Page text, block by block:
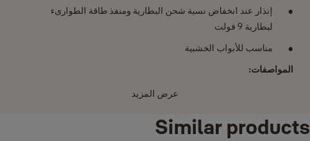
إنذار عند انخفاض نسبة شحن البطارية ومنفذ طاقة الطوارىء
لبطارية 9 فولت
مناسب للأبواب الخشبية
المواصفات:
- الرمز الشخصي (12-4 رقم)
عرض المزيد
Similar products